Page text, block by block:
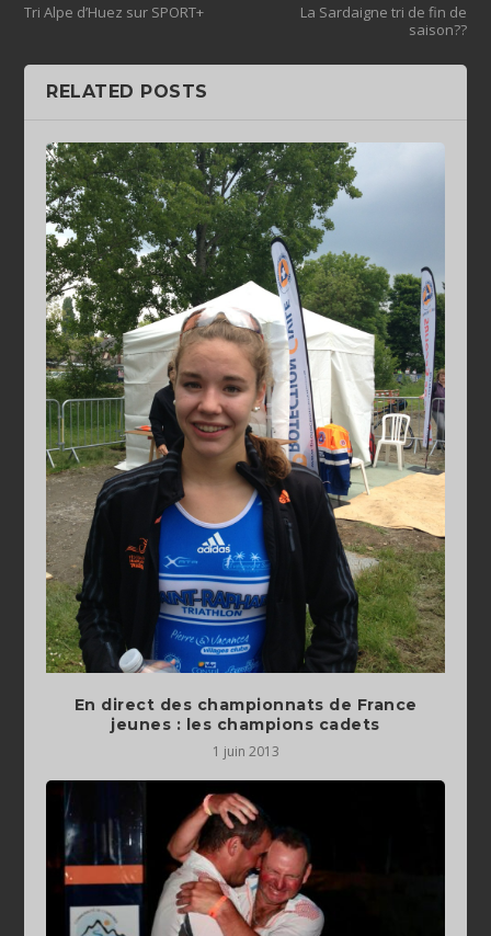
Tri Alpe d’Huez sur SPORT+
La Sardaigne tri de fin de
saison??
RELATED POSTS
En direct des championnats de France
jeunes : les champions cadets
1 juin 2013